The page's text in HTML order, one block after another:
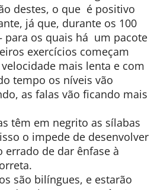
destes, o que é positivo
já que, durante os 100
para os quais há um pacote
exercícios começam
mais lenta e com
tempo os níveis vão
as falas vão ficando mais
têm em negrito as sílabas
o impede de desenvolver
errado de dar ênfase à
são bilíngues, e estarão